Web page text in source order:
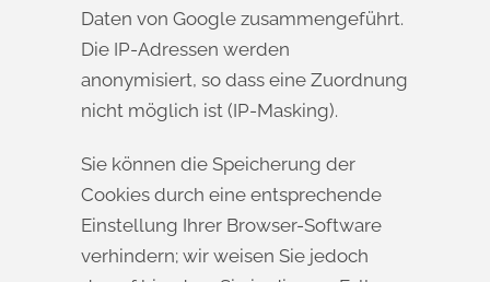
Daten von Google zusammengeführt.
Die IP-Adressen werden
anonymisiert, so dass eine Zuordnung
nicht möglich ist (IP-Masking).
Sie können die Speicherung der
Cookies durch eine entsprechende
Einstellung Ihrer Browser-Software
verhindern; wir weisen Sie jedoch